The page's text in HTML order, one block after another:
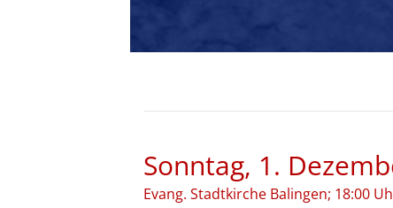
Sonntag, 1.
Evang. Stadtkirche Balingen; 18:00